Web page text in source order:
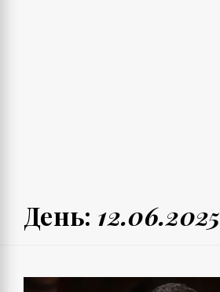
День: 12.06.2025